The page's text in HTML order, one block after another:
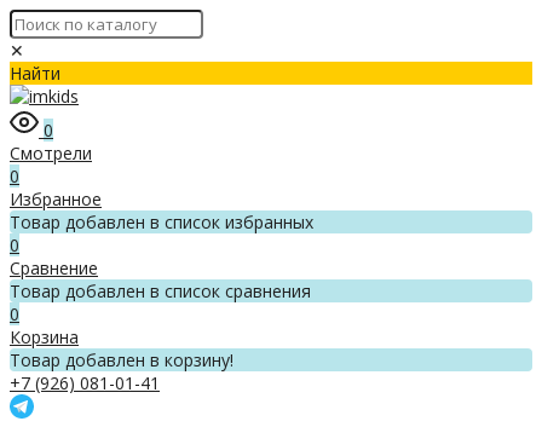
✕
Найти
0
Смотрели
0
Избранное
Товар добавлен в список избранных
0
Сравнение
Товар добавлен в список сравнения
0
Корзина
Товар добавлен в корзину!
+7 (926) 081-01-41